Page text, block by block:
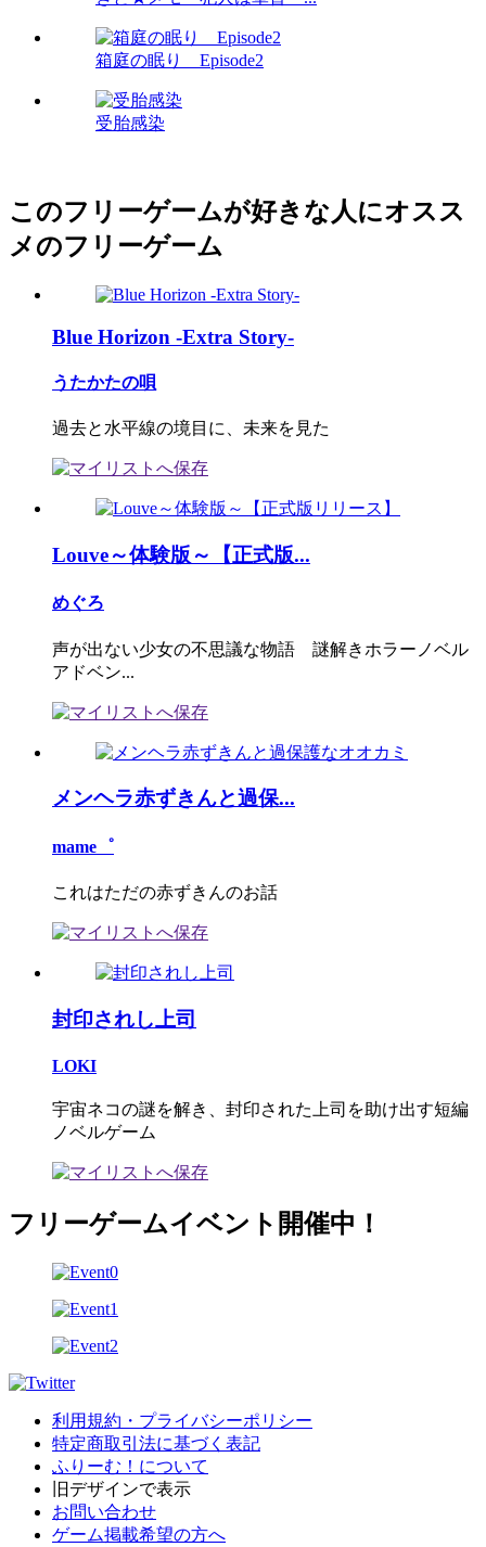
箱庭の眠り Episode2
受胎感染
このフリーゲームが好きな人にオスス
メのフリーゲーム
Blue Horizon -Extra Story-
うたかたの唄
過去と水平線の境目に、未来を見た
Louve～体験版～【正式版...
めぐろ
声が出ない少女の不思議な物語 謎解きホラーノベル
アドベン...
メンヘラ赤ずきんと過保...
mame゜
これはただの赤ずきんのお話
封印されし上司
LOKI
宇宙ネコの謎を解き、封印された上司を助け出す短編
ノベルゲーム
フリーゲームイベント開催中！
利用規約・プライバシーポリシー
特定商取引法に基づく表記
ふりーむ！について
旧デザインで表示
お問い合わせ
ゲーム掲載希望の方へ